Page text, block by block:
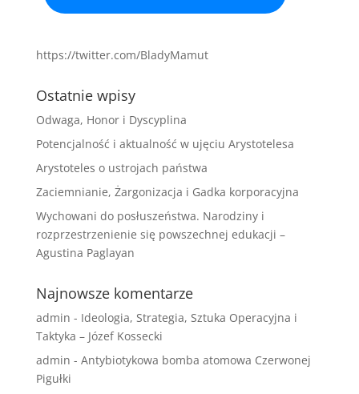
https://twitter.com/BladyMamut
Ostatnie wpisy
Odwaga, Honor i Dyscyplina
Potencjalność i aktualność w ujęciu Arystotelesa
Arystoteles o ustrojach państwa
Zaciemnianie, Żargonizacja i Gadka korporacyjna
Wychowani do posłuszeństwa. Narodziny i
rozprzestrzenienie się powszechnej edukacji –
Agustina Paglayan
Najnowsze komentarze
admin - Ideologia, Strategia, Sztuka Operacyjna i
Taktyka – Józef Kossecki
admin - Antybiotykowa bomba atomowa Czerwonej
Pigułki